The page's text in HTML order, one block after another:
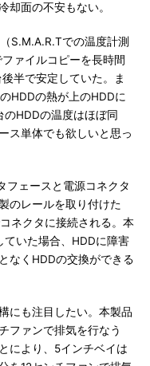
却面の不安もない。
S.M.A.R.Tでの温度計測
ァイルコピーを長時間
半で安定していた。ま
HDDの熱が上のHDDに
HDDの温度はほぼ同
ス単体でも欲しいと思っ
フェースと電源コネクタ
のレールを取り付けた
ネクタに接続される。本
ていた場合、HDDに障害
なくHDDの交換ができる
にも注目したい。本製品
ファンで排気を行なう
により、5インチベイは